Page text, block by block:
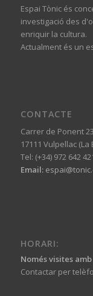
Espai Tònic és
investigació des
enriquir la cultura.
Actualment és un
CONTACTE
Carrer de Ponent
17111 Vulpellac
Tel: (+34) 972 642
Email:
HORARI:
Només visites
Contactar per